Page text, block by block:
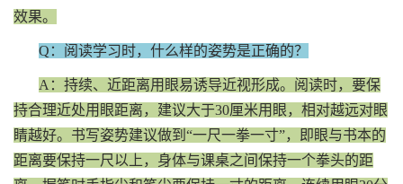
效果。
Q：阅读学习时，什么样的姿势是正确的？
A：持续、近距离用眼易诱导近视形成。阅读时，要保
持合理近处用眼距离，建议大于30厘米用眼，相对越远对眼
睛越好。书写姿势建议做到“一尺一拳一寸”，即眼与书本的
距离要保持一尺以上，身体与课桌之间保持一个拳头的距